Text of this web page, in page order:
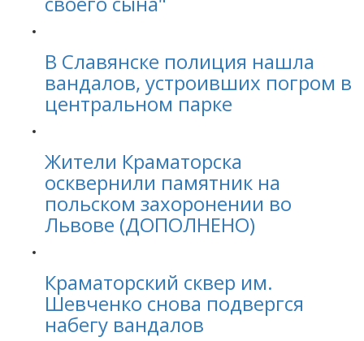
В Славянске полиция нашла
вандалов, устроивших погром в
центральном парке
Жители Краматорска
осквернили памятник на
польском захоронении во
Львове (ДОПОЛНЕНО)
Краматорский сквер им.
Шевченко снова подвергся
набегу вандалов